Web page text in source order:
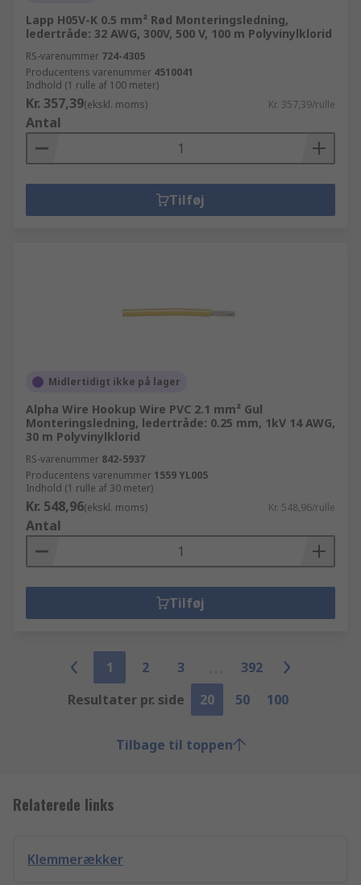
Lapp H05V-K 0.5 mm² Rød Monteringsledning,
ledertråde: 32 AWG, 300V, 500 V, 100 m Polyvinylklorid
RS-varenummer 724-4305
Producentens varenummer 4510041
Indhold (1 rulle af 100 meter)
Kr. 357,39(ekskl. moms) Kr. 357,39/rulle
Antal
Tilføj
Midlertidigt ikke på lager
Alpha Wire Hookup Wire PVC 2.1 mm² Gul
Monteringsledning, ledertråde: 0.25 mm, 1kV 14 AWG,
30 m Polyvinylklorid
RS-varenummer 842-5937
Producentens varenummer 1559 YL005
Indhold (1 rulle af 30 meter)
Kr. 548,96(ekskl. moms) Kr. 548,96/rulle
Antal
Tilføj
1 2 3
392
Resultater pr. side
20 50 100
Tilbage til toppen
Relaterede links
Klemmerækker